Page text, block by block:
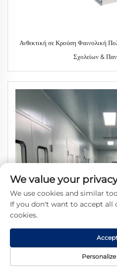
Ανθεκτική σε Κρούση Φαινολική
Σχολείων &
We value your
We use cookies and similar
If you don't want to accept all
cookies.